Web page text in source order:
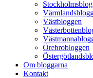
Västbloggen
Örebrobloggen
Om bloggarna
Kontakt